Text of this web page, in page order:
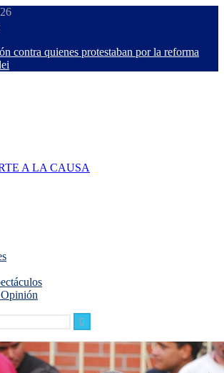
contra quienes protestaban por la reforma
Buscar